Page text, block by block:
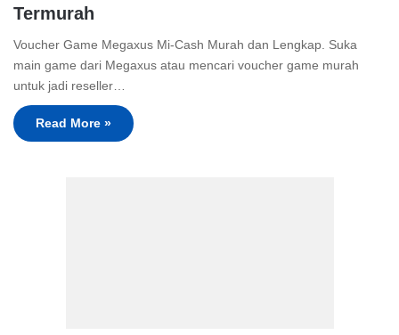
Termurah
Voucher Game Megaxus Mi-Cash Murah dan Lengkap. Suka
main game dari Megaxus atau mencari voucher game murah
untuk jadi reseller…
Read More »